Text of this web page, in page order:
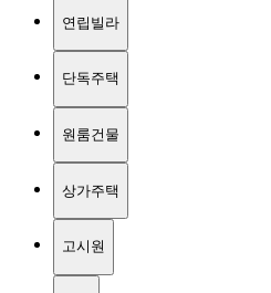
연립빌라
단독주택
원룸건물
상가주택
고시원